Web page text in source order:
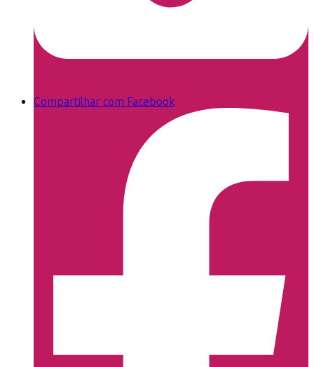
Compartilhar com Facebook